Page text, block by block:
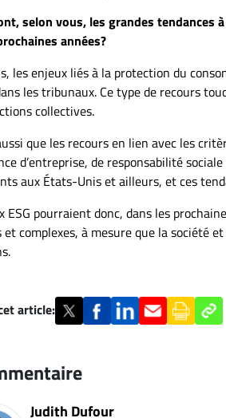
selon vous, les grandes tendances
années?
les enjeux liés à la protection du
les tribunaux. Ce type de recours
collectives.
que les recours en lien avec les
d’entreprise, de responsabilité
aux États-Unis et ailleurs, et ces
ESG pourraient donc, dans les
complexes, à mesure que la société
article:
Judith Dufour